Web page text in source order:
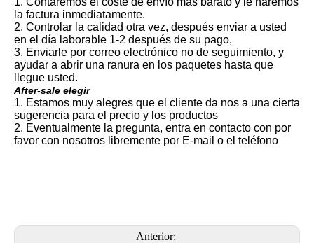
la factura inmediatamente.
2. Controlar la calidad otra vez, después enviar a usted
en el día laborable 1-2 después de su pago,
3. Enviarle por correo electrónico no de seguimiento, y
ayudar a abrir una ranura en los paquetes hasta que
llegue usted.
After-sale elegir
1. Estamos muy alegres que el cliente da nos a una cierta
sugerencia para el precio y los productos
2. Eventualmente la pregunta, entra en contacto con por
favor con nosotros libremente por E-mail o el teléfono
Anterior: